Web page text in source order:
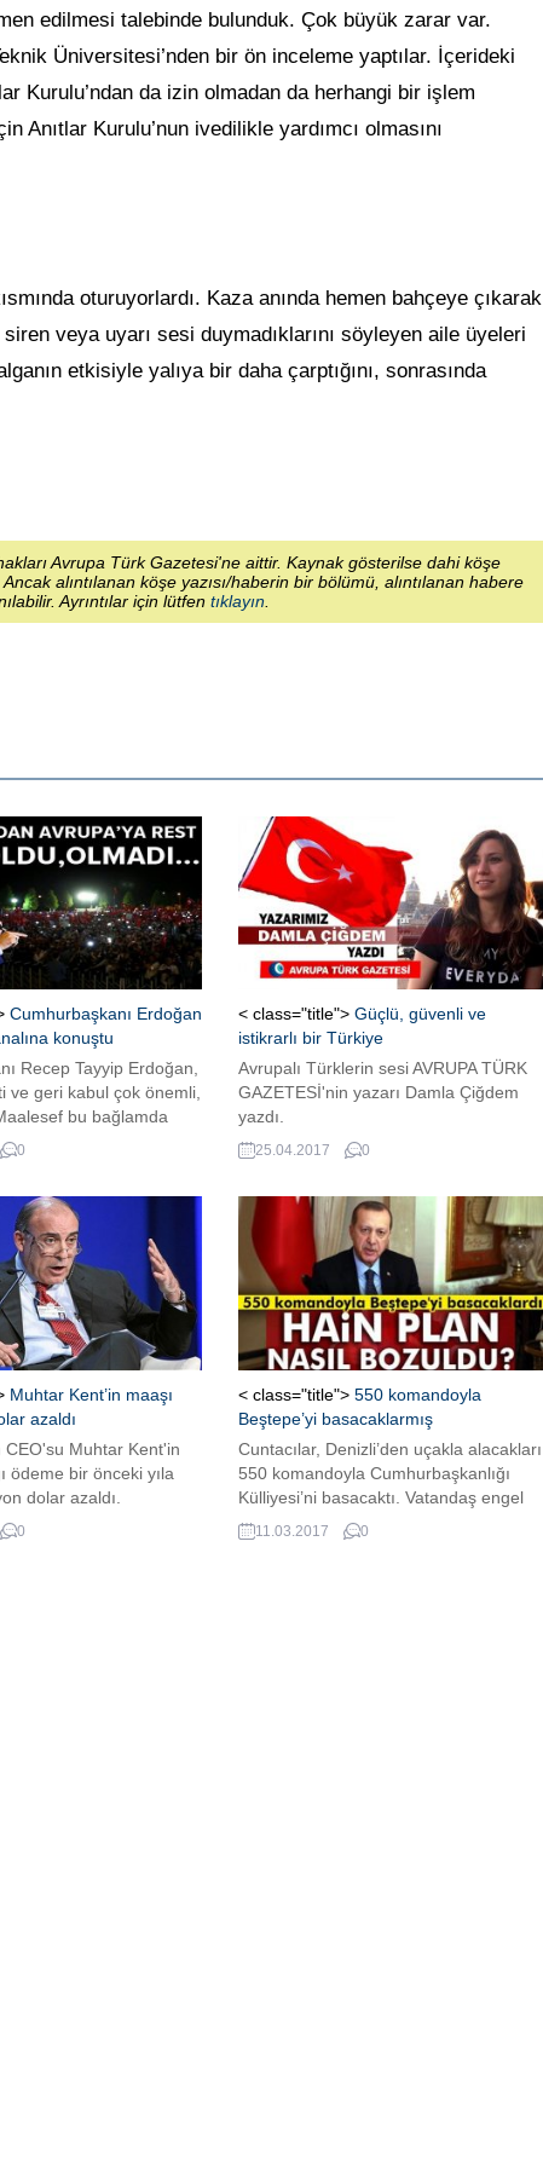
edilmesi talebinde bulunduk. Çok büyük zarar var.
Üniversitesi’nden bir ön inceleme yaptılar. İçerideki
Kurulu’ndan da izin olmadan da herhangi bir işlem
Anıtlar Kurulu’nun ivedilikle yardımcı olmasını
oturuyorlardı. Kaza anında hemen bahçeye çıkarak
veya uyarı sesi duymadıklarını söyleyen aile üyeleri
etkisiyle yalıya bir daha çarptığını, sonrasında
Avrupa Türk Gazetesi'ne aittir. Kaynak gösterilse dahi köşe
alıntılanan köşe yazısı/haberin bir bölümü, alıntılanan habere
Ayrıntılar için lütfen tıklayın
Cumhurbaşkanı Erdoğan
konuştu
Recep Tayyip Erdoğan,
ve geri kabul çok önemli,
bu bağlamda
yerine getirmedi. Eş
biz de adım atmak
geri kabulü yapmayız."
0
< class="title"> Güçlü, güvenli ve
istikrarlı bir Türkiye
Avrupalı Türklerin sesi AVRUPA TÜRK
GAZETESİ'nin yazarı Damla Çiğdem
yazdı.
25.04.2017 0
Muhtar Kent’in maaşı
azaldı
CEO'su Muhtar Kent'in
ödeme bir önceki yıla
dolar azaldı.
0
< class="title"> 550 komandoyla
Beştepe’yi basacaklarmış
Cuntacılar, Denizli’den uçakla alacakları
550 komandoyla Cumhurbaşkanlığı
Külliyesi’ni basacaktı. Vatandaş engel
oldu planlar suya düştü.
11.03.2017 0